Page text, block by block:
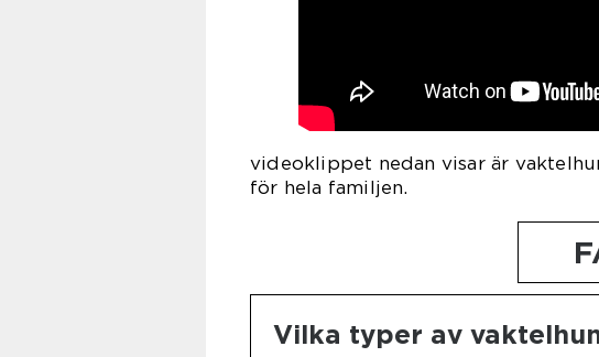
videoklippet nedan visar är
för hela familjen.
Vilka typer av